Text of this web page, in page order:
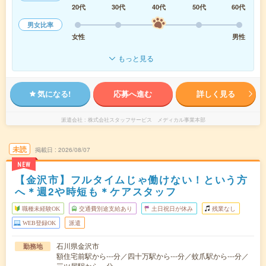
20代
30代 40代 50代
60代
男女比率
女性
男性
もっと見る
気になる! 応募へ進む 詳しく見る
派遣会社 株式会社スタッフサービス メディカル事業本部
未読
NEW
掲載日 2026/08/07
【金沢市】フルタイムじゃ働けない！という方
へ＊週2や時短も＊ケアスタッフ
職種未経験OK 交通費別途支給あり 土日祝日が休み 残業なし
WEB登録OK 派遣
勤務地
石川県金沢市
額住宅前駅から---分／四十万駅から---分／蚊爪駅から---分／